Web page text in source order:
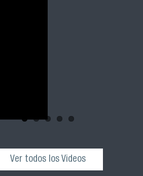
Ver todos los Videos